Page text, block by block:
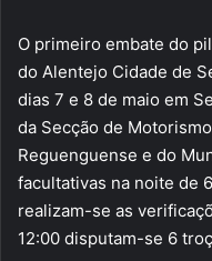
O primeiro embate do
do Alentejo Cidade de
dias 7 e 8 de maio em
da Secção de
Reguenguense e do
facultativas na noite de
realizam-se as
12:00 disputam-se 6